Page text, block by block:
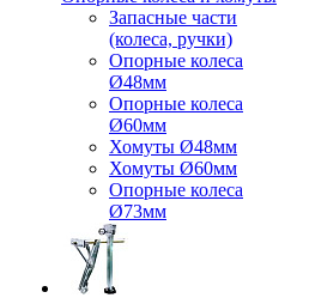
Запасные части
(колеса, ручки)
Опорные колеса
Ø48мм
Опорные колеса
Ø60мм
Хомуты Ø48мм
Хомуты Ø60мм
Опорные колеса
Ø73мм